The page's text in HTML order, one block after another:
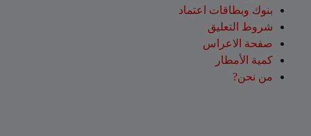
بنوك وبطاقات اعتماد
شروط التعليق‎
صفحة الاعراس
كمية الأمطار
من نحن?